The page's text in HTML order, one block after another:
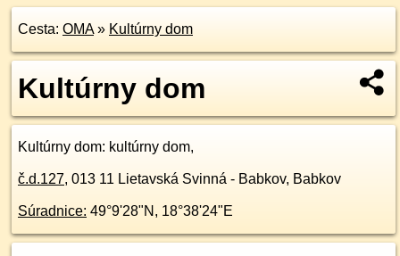
Cesta: OMA» Kultúrny dom
Kultúrny dom
Kultúrny dom: kultúrny dom,
č.d.127, 013 11 Lietavská Svinná - Babkov, Babkov
Súradnice: 49°9'28"N , 18°38'24"E